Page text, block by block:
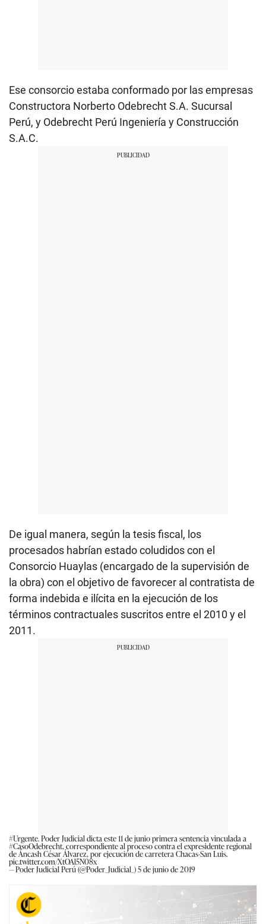
Ese consorcio estaba conformado por las empresas
Constructora Norberto Odebrecht S.A. Sucursal
Perú, y Odebrecht Perú Ingeniería y Construcción
S.A.C.
De igual manera, según la tesis fiscal, los
procesados habrían estado coludidos con el
Consorcio Huaylas (encargado de la supervisión de
la obra) con el objetivo de favorecer al contratista de
forma indebida e ilícita en la ejecución de los
términos contractuales suscritos entre el 2010 y el
2011.
#Urgente. Poder Judicial dicta este 11 de junio primera sentencia vinculada a
#CasoOdebrecht, correspondiente al proceso contra el expresidente regional
de Áncash César Álvarez, por ejecución de carretera Chacas-San Luis.
pic.twitter.com/XtOAl5N08x
— Poder Judicial Perú (@Poder_Judicial_)5 de junio de 2019